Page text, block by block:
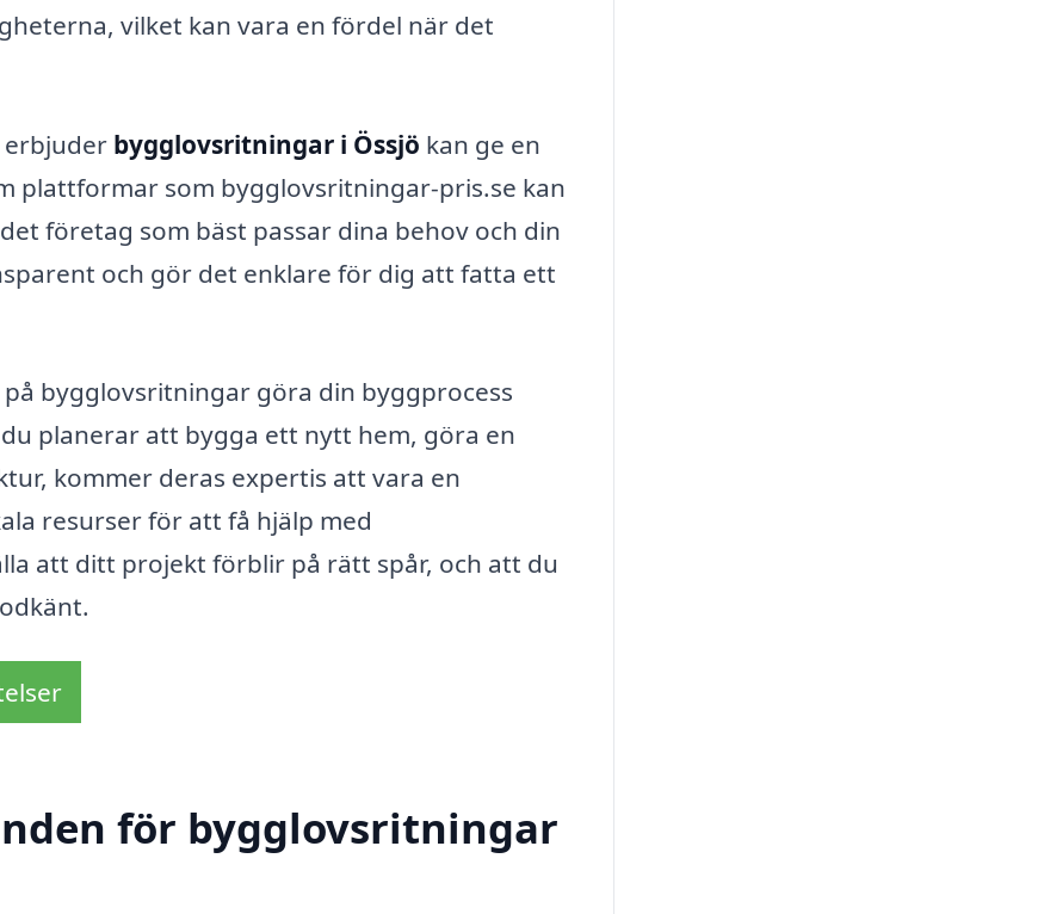
vilket kan vara en fördel när det
erbjuder bygglovsritningar i Össjö kan ge en
plattformar som bygglovsritningar-pris.se kan
företag som bäst passar dina behov och din
och gör det enklare för dig att fatta ett
bygglovsritningar göra din byggprocess
planerar att bygga ett nytt hem, göra en
kommer deras expertis att vara en
resurser för att få hjälp med
att ditt projekt förblir på rätt spår, och att du
för bygglovsritningar